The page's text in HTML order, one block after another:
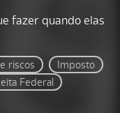
fazer quando elas
riscos
Imposto
Federal